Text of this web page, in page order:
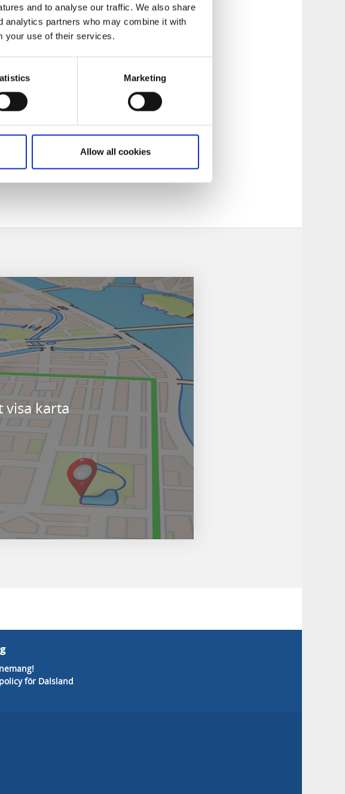
and to analyse our traffic. We also share
analytics partners who may combine it with
your use of their services.
Marketing
Allow all cookies
landskap. I det gamla
historiens vingslag, men även
visa karta
för Dalsland